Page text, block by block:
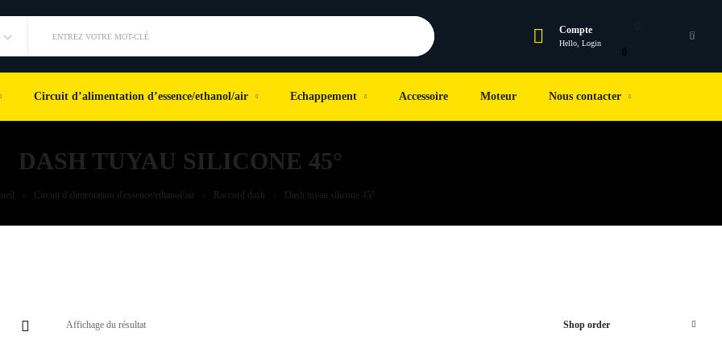
ENTREZ VOTRE MOT-CLÉ
Compte
Hello, Login
0
0
Circuit d’alimentation d’essence/ethanol/air Echappement Accessoire Moteur Nous contacter
DASH TUYAU SILICONE 45°
Circuit d'alimentation d'essence/ethanol/air Raccord dash Dash tuyau silicone 45°
Affichage du résultat Shop order